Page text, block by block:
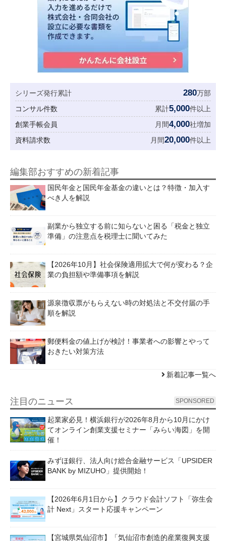
シリーズ発行累計 280万部
コンサル件数
累計5,000件以上
創業手帳会員
月間4,000社増加
資料請求数
月間20,000件以上
編集部おすすめの新着記事
国民年金と国民年金基金の違いとは？特徴・加入す
べき人を解説
副業から独立する前に知らないと困る「税金と独立
準備」の注意点を税理士に聞いてみた
【2026年10月】社会保険適用拡大で何が変わる？企
業の負担額や準備事項を解説
源泉徴収票がもらえない時の対処法と不交付届の手
順を解説
郵便料金の値上げが検討！事業者への影響とやって
おきたい対策方法
新着記事一覧へ
注目のニュース SPONSORED
起業家必見！横浜銀行が2026年8月から10月にかけ
てオンライン創業支援セミナー「みらい海図」を開
催！
みずほ銀行、法人向け総合金融サービス「UPSIDER
BANK by MIZUHO」提供開始！
【2026年6月1日から】クラウド会計ソフト「弥生会
計 Next」スタート応援キャンペーン
【宮城県気仙沼市】「気仙沼市創造的産業復興支援